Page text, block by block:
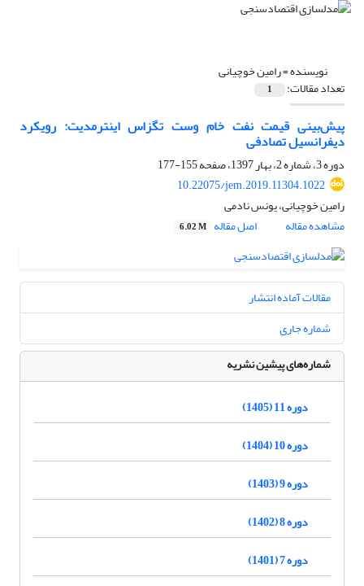
نویسنده =رامین خوچیانی
تعداد مقالات: 1
پیش‌بینی قیمت نفت خام وست تگزاس اینترمدیت: رویکرد
دیفرانسیل تصادفی
دوره 3، شماره 2، بهار 1397، صفحه
155-177
10.22075/jem.2019.11304.1022
رامین خوچیانی، یونس نادمی
مشاهده مقاله
اصل مقاله 6.02 M
مقالات آماده انتشار
شماره جاری
شماره‌های پیشین نشریه
دوره 11 (1405)
دوره 10 (1404)
دوره 9 (1403)
دوره 8 (1402)
دوره 7 (1401)